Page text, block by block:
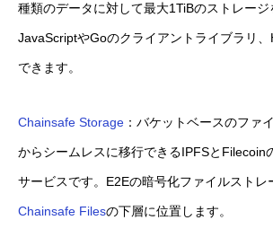
種類のデータに対して最大1TiBのストレージ
JavaScriptやGoのクライアントライブラリ
できます。
Chainsafe Storage ：バケットベースのファ
からシームレスに移行できるIPFSとFilecoin
サービスです。E2Eの暗号化ファイルストレ
Chainsafe Filesの下層に位置します。